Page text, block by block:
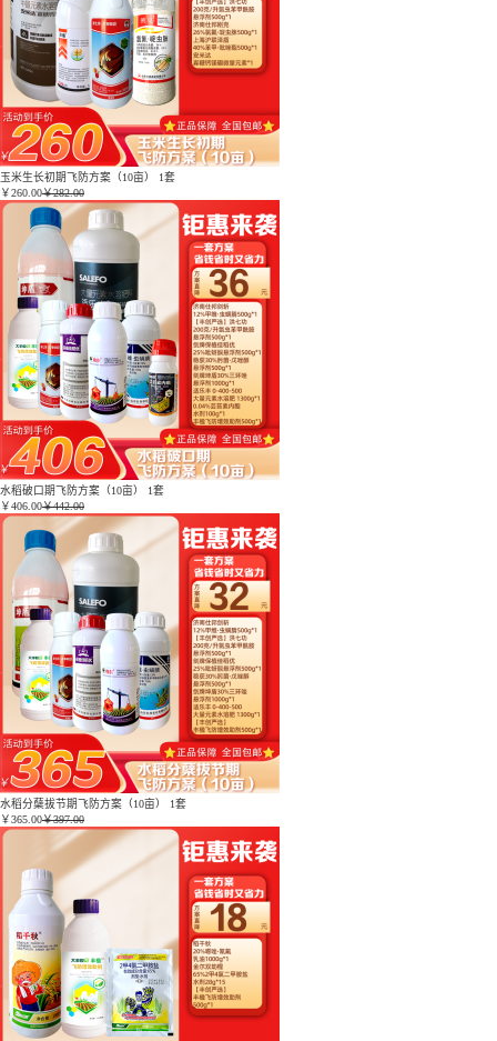
玉米生长初期飞防方案（10亩） 1套
￥260.00￥282.00
水稻破口期飞防方案（10亩） 1套
￥406.00￥442.00
水稻分蘖拔节期飞防方案（10亩） 1套
￥365.00￥397.00